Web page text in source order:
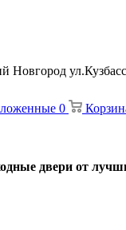
Новгород
0
двери от